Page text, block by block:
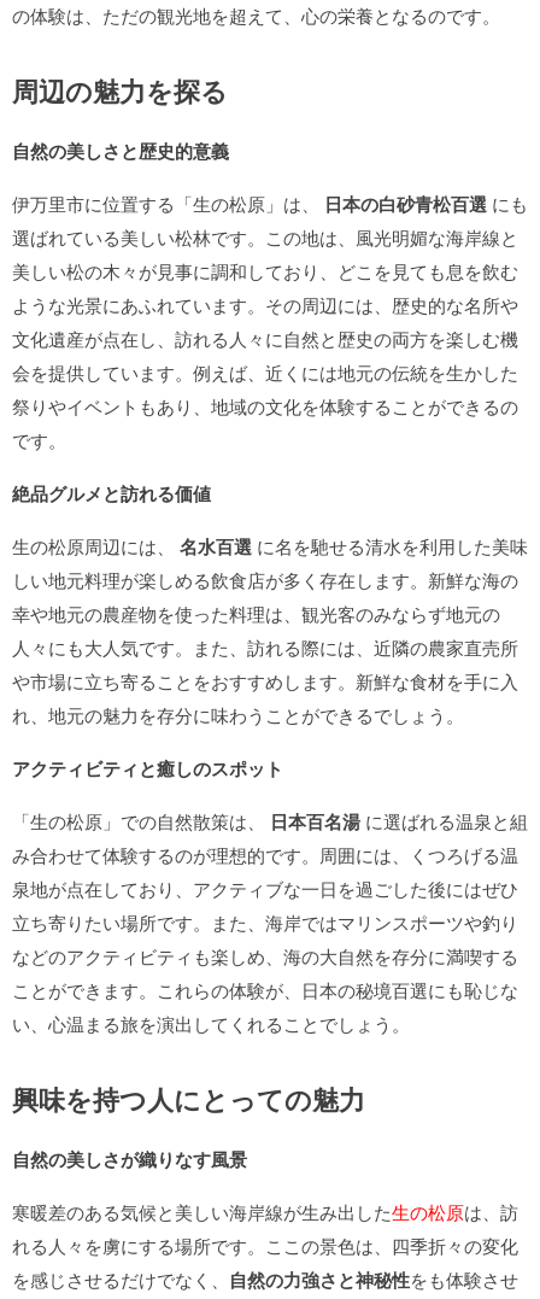
の体験は、ただの観光地を超えて、心の栄養となるのです。
周辺の魅力を探る
自然の美しさと歴史的意義
伊万里市に位置する「生の松原」は、 日本の白砂青松百選 にも
選ばれている美しい松林です。この地は、風光明媚な海岸線と
美しい松の木々が見事に調和しており、どこを見ても息を飲む
ような光景にあふれています。その周辺には、歴史的な名所や
文化遺産が点在し、訪れる人々に自然と歴史の両方を楽しむ機
会を提供しています。例えば、近くには地元の伝統を生かした
祭りやイベントもあり、地域の文化を体験することができるの
です。
絶品グルメと訪れる価値
生の松原周辺には、 名水百選 に名を馳せる清水を利用した美味
しい地元料理が楽しめる飲食店が多く存在します。新鮮な海の
幸や地元の農産物を使った料理は、観光客のみならず地元の
人々にも大人気です。また、訪れる際には、近隣の農家直売所
や市場に立ち寄ることをおすすめします。新鮮な食材を手に入
れ、地元の魅力を存分に味わうことができるでしょう。
アクティビティと癒しのスポット
「生の松原」での自然散策は、 日本百名湯 に選ばれる温泉と組
み合わせて体験するのが理想的です。周囲には、くつろげる温
泉地が点在しており、アクティブな一日を過ごした後にはぜひ
立ち寄りたい場所です。また、海岸ではマリンスポーツや釣り
などのアクティビティも楽しめ、海の大自然を存分に満喫する
ことができます。これらの体験が、日本の秘境百選にも恥じな
い、心温まる旅を演出してくれることでしょう。
興味を持つ人にとっての魅力
自然の美しさが織りなす風景
寒暖差のある気候と美しい海岸線が生み出した生の松原は、訪
れる人々を虜にする場所です。ここの景色は、四季折々の変化
を感じさせるだけでなく、 自然の力強さと神秘性をも体験させ